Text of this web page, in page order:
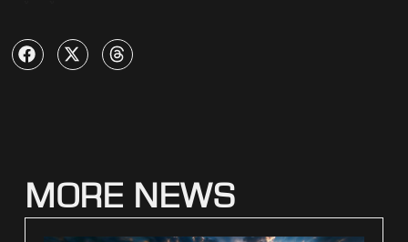
MORE NEWS